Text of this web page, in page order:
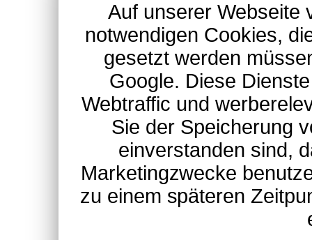
Auf unserer Webseite
notwendigen Cookies,
gesetzt werden
Google. Diese
Webtraffic und
Sie der Speicherung
einverstanden sind,
Marketingzwecke
zu einem späteren